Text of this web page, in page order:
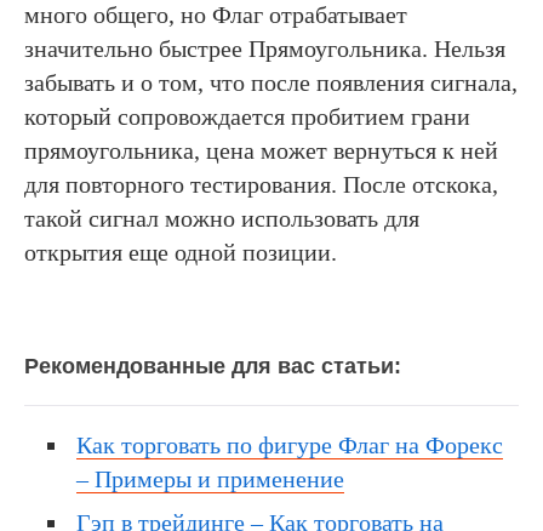
много общего, но Флаг отрабатывает
значительно быстрее Прямоугольника. Нельзя
забывать и о том, что после появления сигнала,
который сопровождается пробитием грани
прямоугольника, цена может вернуться к ней
для повторного тестирования. После отскока,
такой сигнал можно использовать для
открытия еще одной позиции.
Рекомендованные для вас статьи:
Как торговать по фигуре Флаг на Форекс
– Примеры и применение
Гэп в трейдинге – Как торговать на